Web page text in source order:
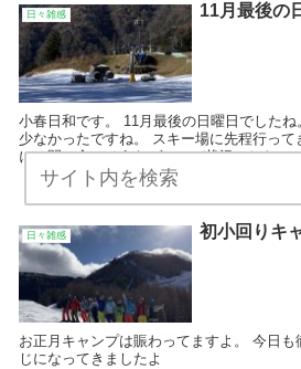
日々雑感 11月最後の
小春日和です。 11月最後の日曜日でした
少なかったですね。 スキー場に先程行っ
には間に合いそうなゲレンデ状況でした。
日々雑感 初小回りキ
お正月キャンプは賑わってますよ。 今日
じになってきましたよ